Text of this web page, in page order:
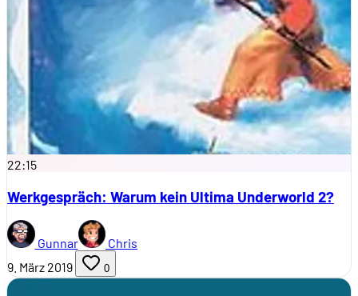
22:15
Werkgespräch: Warum kein Ultima Underworld 2?
Gunnar
Chris
9. März 2019
0